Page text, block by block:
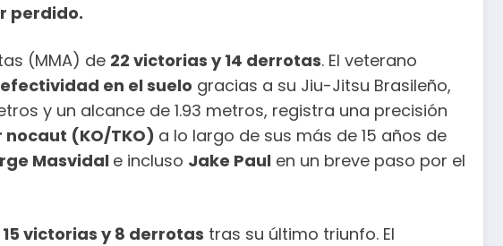
perdido.
(MMA) de 22 victorias y 14 derrotas. El veterano
en el suelo gracias a su Jiu-Jitsu Brasileño,
y un alcance de 1.93 metros, registra una precisión
(KO/TKO) a lo largo de sus más de 15 años de
Masvidal e incluso Jake Paul en un breve paso por el
15 victorias y 8 derrotas tras su último triunfo. El